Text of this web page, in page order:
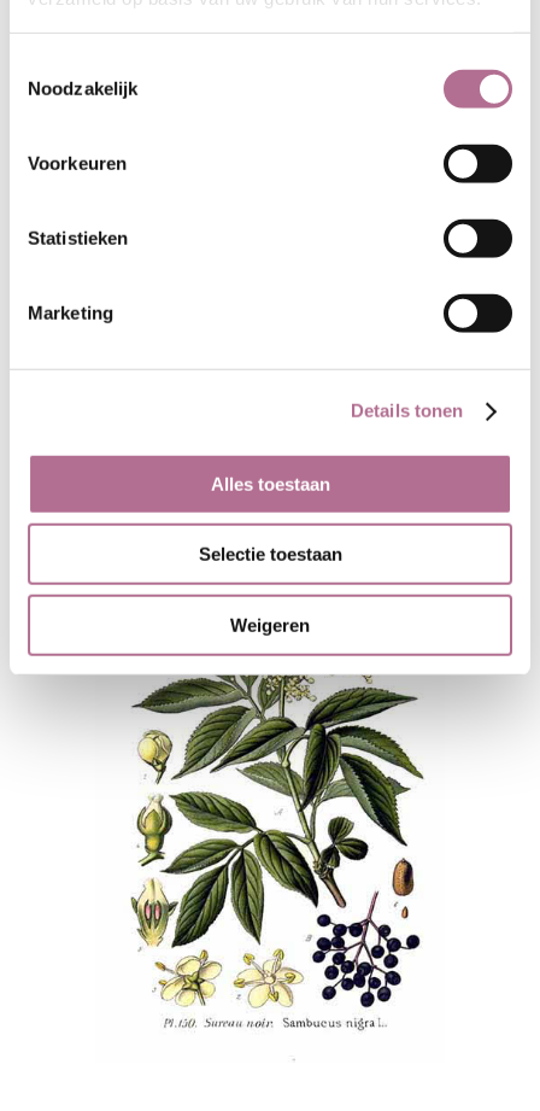
Noodzakelijk
Voorkeuren
Statistieken
Marketing
Details tonen
Alles toestaan
Selectie toestaan
Weigeren
de verfstoffen van gemalen
van 250 gram. Het bedrijf stapt nu
Zo'n extract bevat een veel hoger
van nodig is. Op de etiketten wordt
de 250 gram: in de extracten zit
dus de gelijke hoeveelheid kleurstof